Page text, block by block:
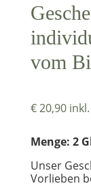
vom
€20,90
Menge: 2
Unser
Vorlieben